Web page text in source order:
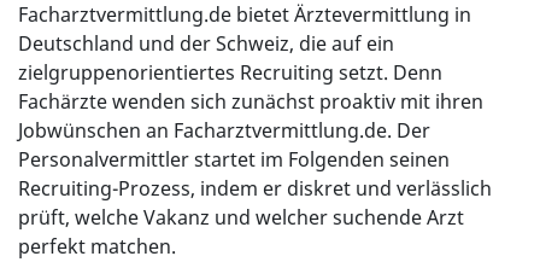
Facharztvermittlung.de bietet Ärztevermittlung in
Deutschland und der Schweiz, die auf ein
zielgruppenorientiertes Recruiting setzt. Denn
Fachärzte wenden sich zunächst proaktiv mit ihren
Jobwünschen an Facharztvermittlung.de. Der
Personalvermittler startet im Folgenden seinen
Recruiting-Prozess, indem er diskret und verlässlich
prüft, welche Vakanz und welcher suchende Arzt
perfekt matchen.